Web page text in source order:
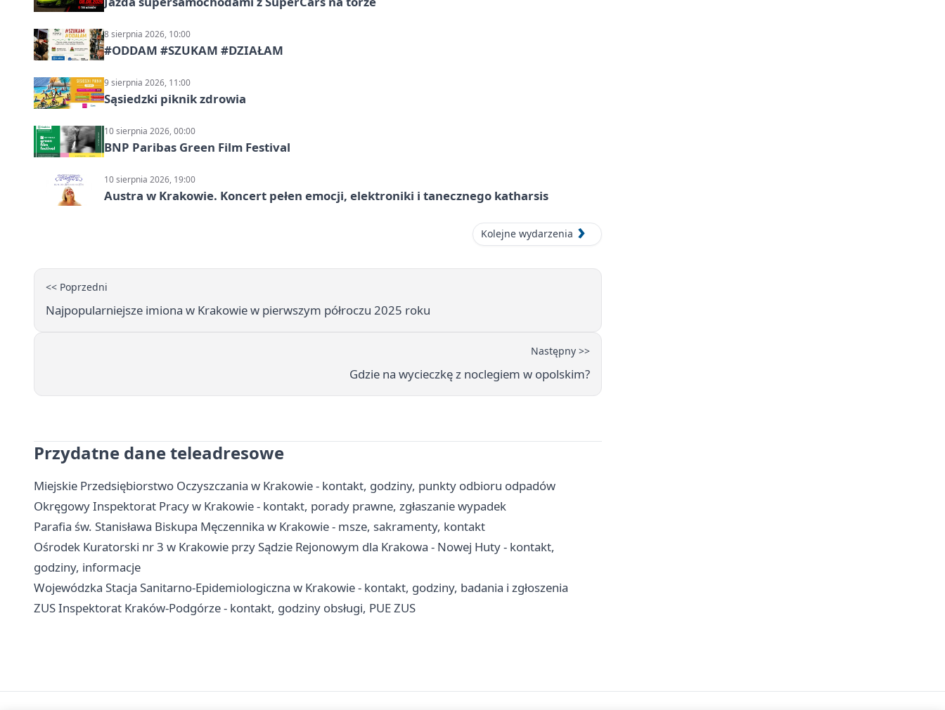
8 sierpnia 2026, 10:00
#ODDAM #SZUKAM #DZIAŁAM
9 sierpnia 2026, 11:00
Sąsiedzki piknik zdrowia
10 sierpnia 2026, 00:00
BNP Paribas Green Film Festival
10 sierpnia 2026, 19:00
Austra w Krakowie. Koncert pełen emocji, elektroniki i tanecznego katharsis
Kolejne wydarzenia
<< Poprzedni
Najpopularniejsze imiona w Krakowie w pierwszym półroczu 2025 roku
Następny >>
Gdzie na wycieczkę z noclegiem w opolskim?
Przydatne dane teleadresowe
Miejskie Przedsiębiorstwo Oczyszczania w Krakowie - kontakt, godziny, punkty odbioru odpadów
Okręgowy Inspektorat Pracy w Krakowie - kontakt, porady prawne, zgłaszanie wypadek
Parafia św. Stanisława Biskupa Męczennika w Krakowie - msze, sakramenty, kontakt
Ośrodek Kuratorski nr 3 w Krakowie przy Sądzie Rejonowym dla Krakowa - Nowej Huty - kontakt,
godziny, informacje
Wojewódzka Stacja Sanitarno-Epidemiologiczna w Krakowie - kontakt, godziny, badania i zgłoszenia
ZUS Inspektorat Kraków-Podgórze - kontakt, godziny obsługi, PUE ZUS